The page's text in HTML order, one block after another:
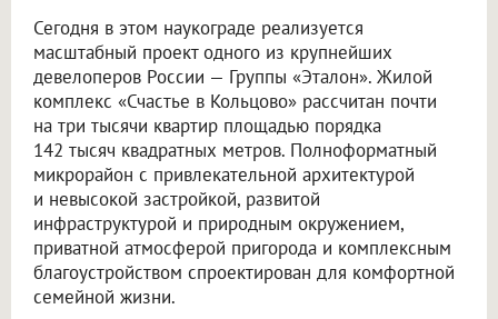
Сегодня в этом наукограде реализуется
масштабный проект одного из крупнейших
девелоперов России — Группы «Эталон». Жилой
комплекс «Счастье в Кольцово» рассчитан почти
на три тысячи квартир площадью порядка
142 тысяч квадратных метров. Полноформатный
микрорайон с привлекательной архитектурой
и невысокой застройкой, развитой
инфраструктурой и природным окружением,
приватной атмосферой пригорода и комплексным
благоустройством спроектирован для комфортной
семейной жизни.